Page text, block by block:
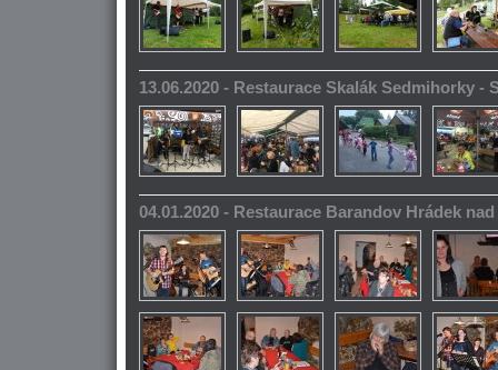
13.06.2020 - Restaurace Skalák Sedmihorky -
04.01.2020 - Restaurace Barandov Hrádek